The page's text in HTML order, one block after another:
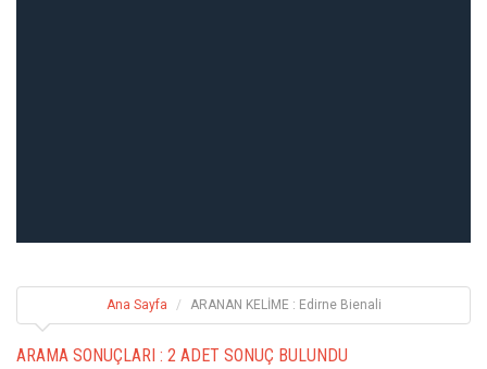
Ana Sayfa ARANAN KELİME : Edirne Bienali
ARAMA SONUÇLARI : 2 ADET SONUÇ BULUNDU